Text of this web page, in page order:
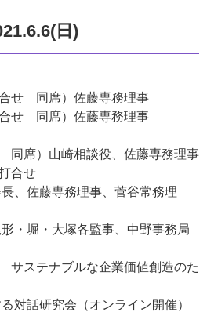
日)
せ 同席）佐藤専務理事
せ 同席）佐藤専務理事
同席）山崎相談役、佐藤専務理事
打合せ
藤専務理事、菅谷常務理
塚各監事、中野事務局
サステナブルな企業価値創造のた
研究会（オンライン開催）